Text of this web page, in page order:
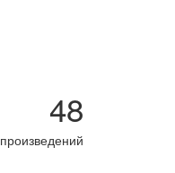
48
произведений